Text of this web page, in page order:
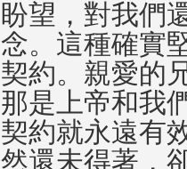
盼望，對我們
念。這種確實
契約。親愛的
那是上帝和我
契約就永遠有
然還未得著，